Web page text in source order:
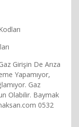
Girişin De Arıza
Yapamıyor,
Gaz
Olabilir. Baymak
0532